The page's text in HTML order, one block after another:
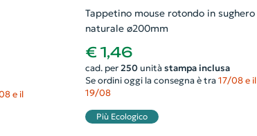
e il
Tappetino mouse rotondo in sughero
naturale ø200mm
€ 1,46
cad. per 250unità stampa inclusa
Se ordini oggi la consegna è tra 17/08 e il
19/08
Più Ecologico